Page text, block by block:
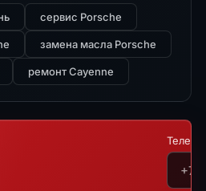
сервис Porsche
замена масла Porsche
ремонт Cayenne